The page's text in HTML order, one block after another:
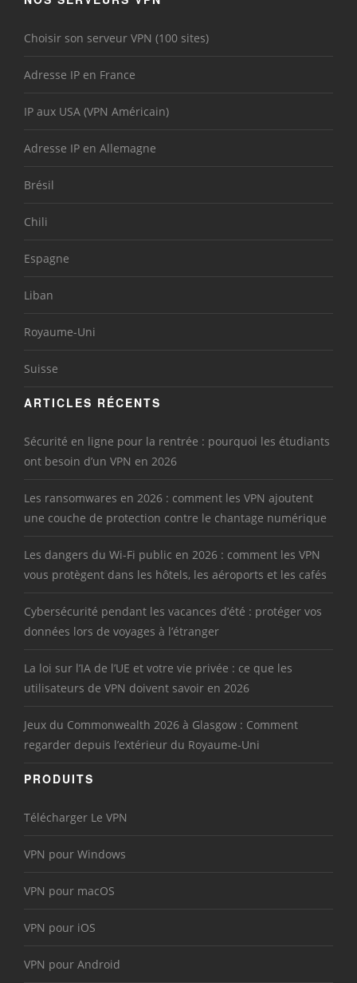
Choisir son serveur VPN (100 sites)
Adresse IP en France
IP aux USA (VPN Américain)
Adresse IP en Allemagne
Brésil
Chili
Espagne
Liban
Royaume-Uni
Suisse
ARTICLES RÉCENTS
Sécurité en ligne pour la rentrée : pourquoi les étudiants
ont besoin d’un VPN en 2026
Les ransomwares en 2026 : comment les VPN ajoutent
une couche de protection contre le chantage numérique
Les dangers du Wi-Fi public en 2026 : comment les VPN
vous protègent dans les hôtels, les aéroports et les cafés
Cybersécurité pendant les vacances d’été : protéger vos
données lors de voyages à l’étranger
La loi sur l’IA de l’UE et votre vie privée : ce que les
utilisateurs de VPN doivent savoir en 2026
Jeux du Commonwealth 2026 à Glasgow : Comment
regarder depuis l’extérieur du Royaume-Uni
PRODUITS
Télécharger Le VPN
VPN pour Windows
VPN pour macOS
VPN pour iOS
VPN pour Android